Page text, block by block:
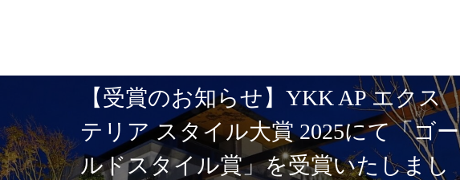
【受賞のお知らせ】YKK AP エクス
テリア スタイル大賞 2025にて「ゴー
ルドスタイル賞」を受賞いたしまし